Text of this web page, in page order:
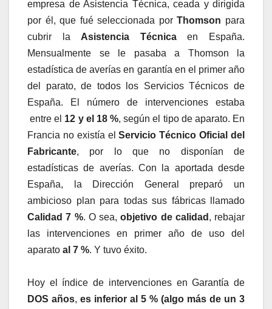
empresa de Asistencia Técnica, ceada y dirigida
por él, que fué seleccionada porThomson para
cubrir la Asistencia Técnicaen España.
Mensualmente se le pasaba a Thomson la
estadística de averías en garantía en el primer año
del parato, de todos los Servicios Técnicos de
España. El número de intervenciones estaba
entre el 12 y el 18 %, según el tipo de aparato. En
Francia no existía elServicio Técnico Oficial del
Fabricante, por lo que no disponían de
estadísticas de averías. Con la aportada desde
España, la Dirección General preparó un
ambicioso plan para todas sus fábricas llamado
Calidad 7 %. O sea,objetivo de calidad , rebajar
las intervenciones en primer año de uso del
aparato al 7 %. Y tuvo éxito.
Hoy el índice de intervenciones en Garantía de
DOS años, es inferior al 5 % (algo más de un 3